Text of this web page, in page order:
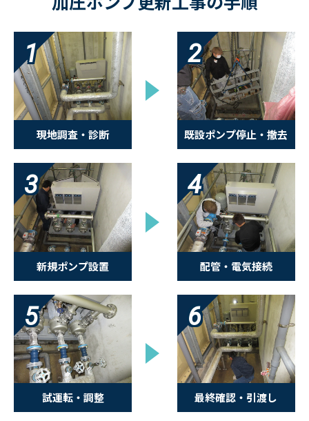
1
現地調査・診断
2
既設ポンプ停止・撤去
3
新規ポンプ設置
4
配管・電気接続
5
試運転・調整
6
最終確認・引渡し